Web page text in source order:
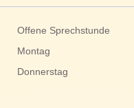
Offene Sprechstunde
Montag
Donnerstag